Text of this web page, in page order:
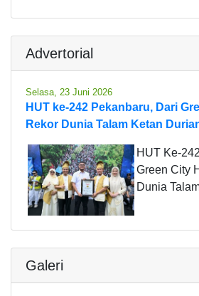
Advertorial
Selasa, 23 Juni 2026
HUT ke-242 Pekanbaru, Dari
Rekor Dunia Talam Ketan
HUT Ke-
Green City
Dunia
Galeri